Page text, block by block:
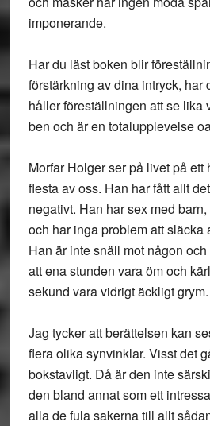
imponerande.
Har du läst boken blir
förstärkning av dina intryck, har
håller föreställningen att se lika
ben och är en totalupplevelse
Morfar Holger ser på livet på ett
flesta av oss. Han har fått allt
negativt. Han har sex med
och har inga problem att släcka
Han är inte snäll mot någon
att ena stunden vara öm och
sekund vara vidrigt äckligt grym.
Jag tycker att berättelsen kan
flera olika synvinklar. Visst det
bokstavligt. Då är den inte
den bland annat som ett
alla de fula sakerna till allt